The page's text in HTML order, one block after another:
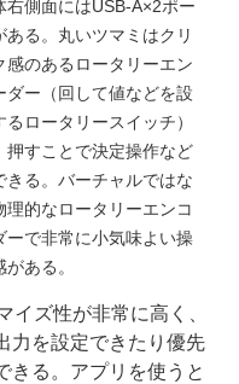
右側面にはUSB-A×2ポー
ある。丸いツマミはクリ
感のあるロータリーエン
ダー（回して値などを設
るロータリースイッチ）
押すことで決定操作など
きる。バーチャルではな
理的なロータリーエンコ
ーで非常に小気味よい操
がある。
ズ性が非常に高く、
力を設定できたり優先
きる。アプリを使うと